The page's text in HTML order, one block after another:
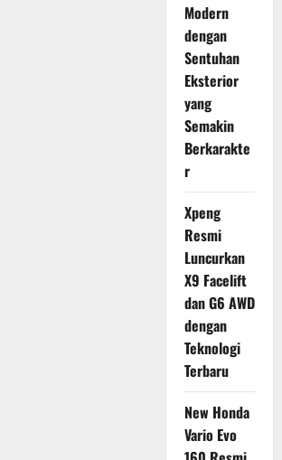
Modern
dengan
Sentuhan
Eksterior
yang
Semakin
Berkarakte
r
Xpeng
Resmi
Luncurkan
X9 Facelift
dan G6 AWD
dengan
Teknologi
Terbaru
New Honda
Vario Evo